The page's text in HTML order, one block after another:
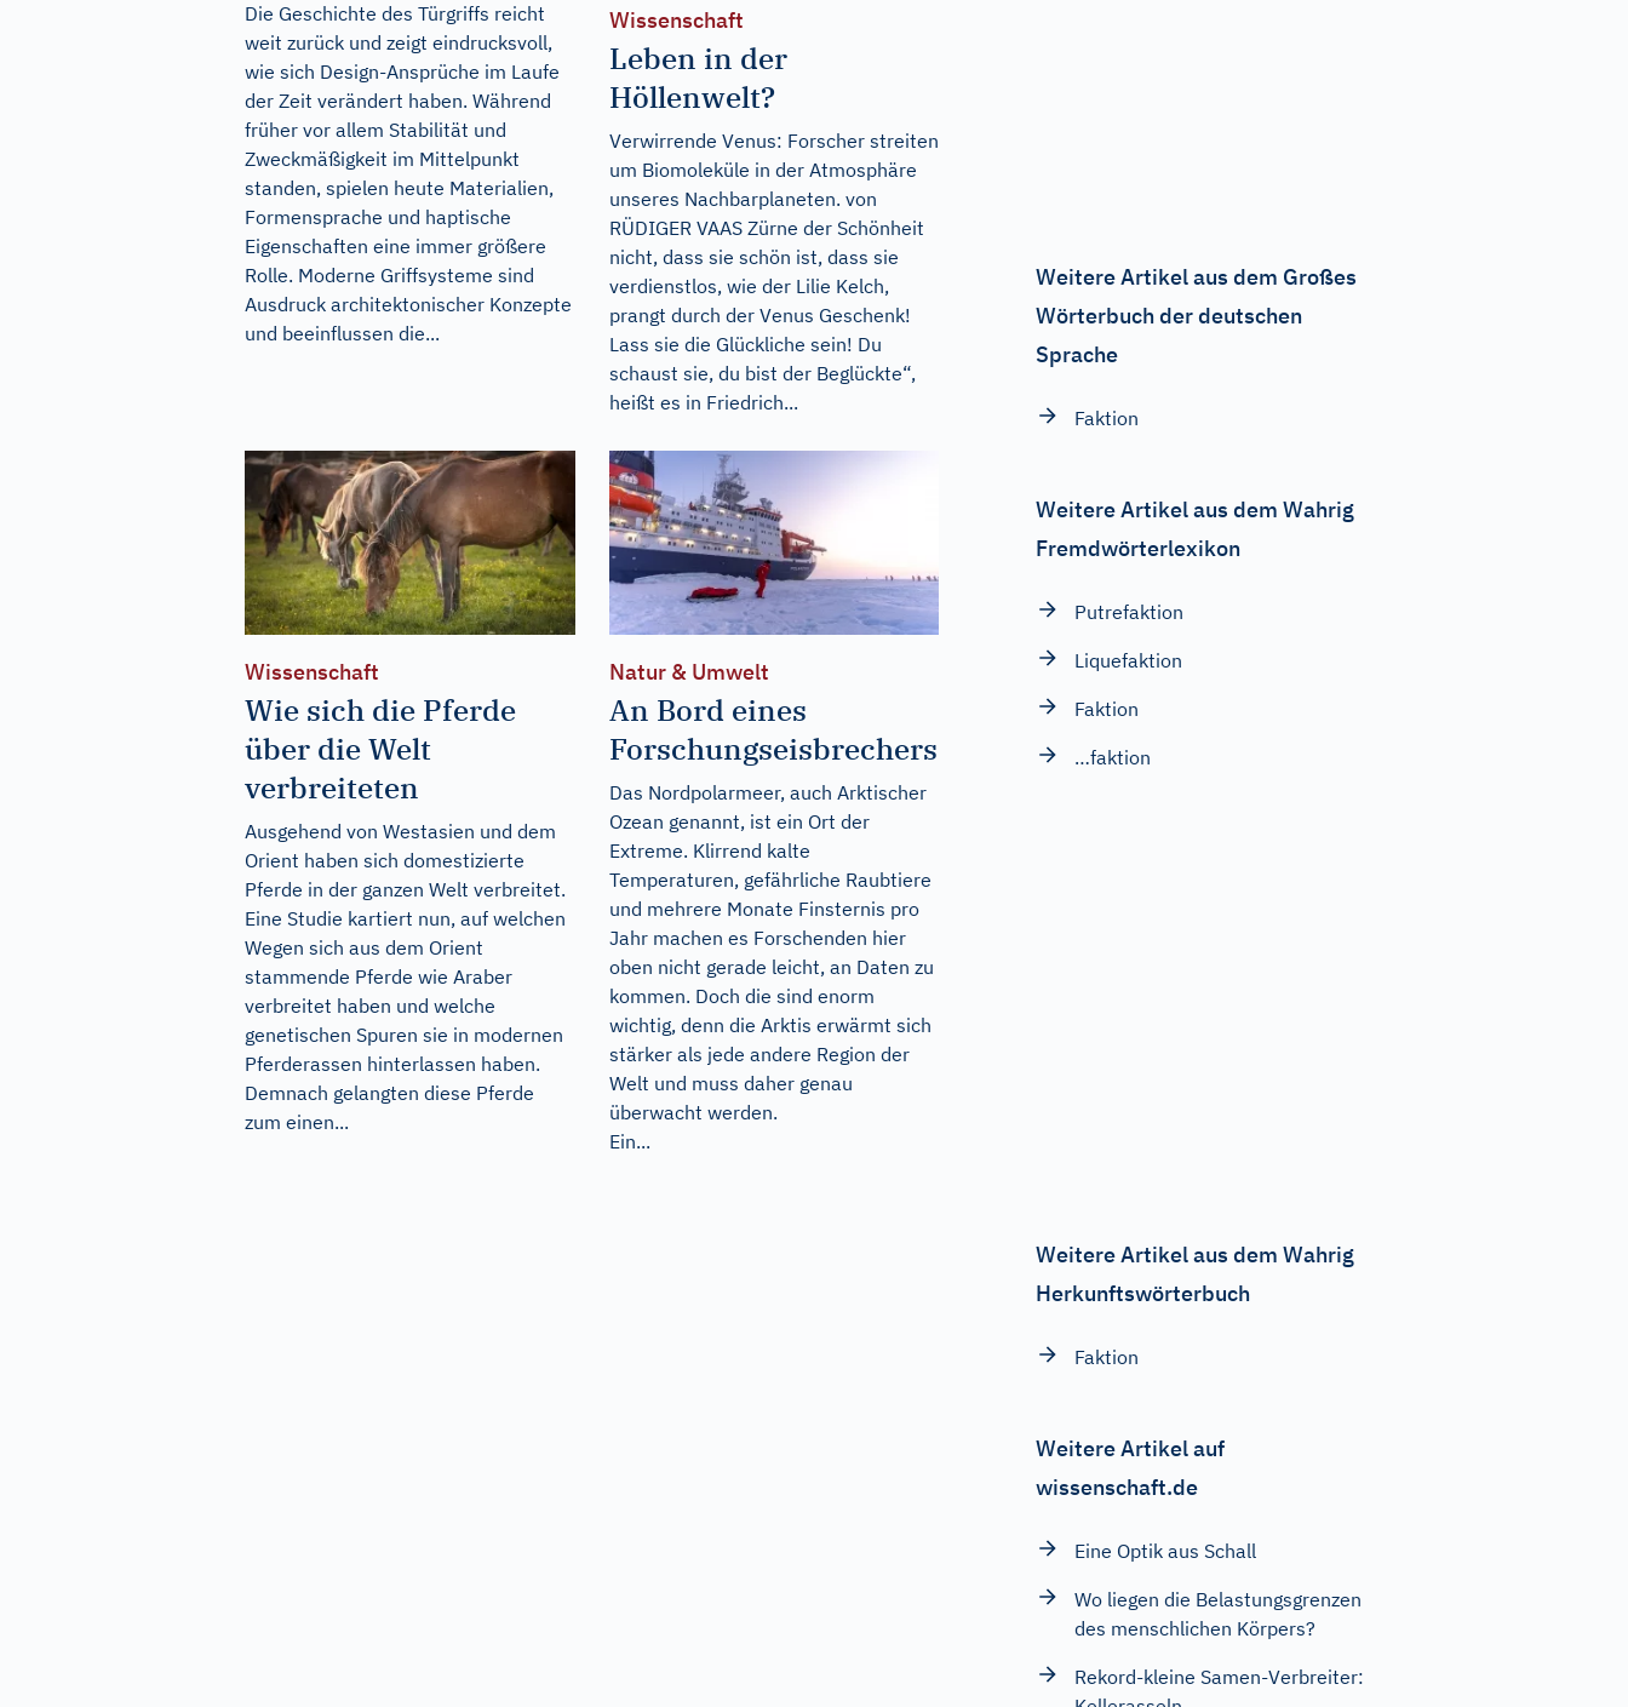
Die Geschichte des Türgriffs reicht
weit zurück und zeigt eindrucksvoll,
wie sich Design-Ansprüche im Laufe
der Zeit verändert haben. Während
früher vor allem Stabilität und
Zweckmäßigkeit im Mittelpunkt
standen, spielen heute Materialien,
Formensprache und haptische
Eigenschaften eine immer größere
Rolle. Moderne Griffsysteme sind
Ausdruck architektonischer Konzepte
und beeinflussen die...
Wissenschaft
Leben in der
Höllenwelt?
Verwirrende Venus: Forscher streiten
um Biomoleküle in der Atmosphäre
unseres Nachbarplaneten. von
RÜDIGER VAAS Zürne der Schönheit
nicht, dass sie schön ist, dass sie
verdienstlos, wie der Lilie Kelch,
prangt durch der Venus Geschenk!
Lass sie die Glückliche sein! Du
schaust sie, du bist der Beglückte“,
heißt es in Friedrich...
Wissenschaft
Wie sich die Pferde
über die Welt
verbreiteten
Ausgehend von Westasien und dem
Orient haben sich domestizierte
Pferde in der ganzen Welt verbreitet.
Eine Studie kartiert nun, auf welchen
Wegen sich aus dem Orient
stammende Pferde wie Araber
verbreitet haben und welche
genetischen Spuren sie in modernen
Pferderassen hinterlassen haben.
Demnach gelangten diese Pferde
zum einen...
Natur & Umwelt
An Bord eines
Forschungseisbrechers
Das Nordpolarmeer, auch Arktischer
Ozean genannt, ist ein Ort der
Extreme. Klirrend kalte
Temperaturen, gefährliche Raubtiere
und mehrere Monate Finsternis pro
Jahr machen es Forschenden hier
oben nicht gerade leicht, an Daten zu
kommen. Doch die sind enorm
wichtig, denn die Arktis erwärmt sich
stärker als jede andere Region der
Welt und muss daher genau
überwacht werden.
Ein...
Weitere Artikel aus dem Großes
Wörterbuch der deutschen
Sprache
Faktion
Weitere Artikel aus dem Wahrig
Fremdwörterlexikon
Putrefaktion
Liquefaktion
Faktion
…faktion
Weitere Artikel aus dem Wahrig
Herkunftswörterbuch
Faktion
Weitere Artikel auf
wissenschaft.de
Eine Optik aus Schall
Wo liegen die Belastungsgrenzen
des menschlichen Körpers?
Rekord-kleine Samen-Verbreiter: